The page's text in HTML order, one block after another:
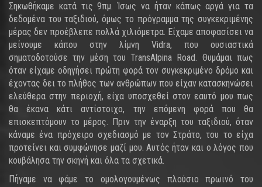
Σηκωθήκαμε κατά τις 9πμ. Ίσως να ήταν κάπως αργά για τα
δεδομένα του ταξιδιού, όμως το πρόγραμμα της συγκεκριμένης
μέρας δεν προέβλεπε πολλά χιλιόμετρα. Είχαμε αποφασίσει να
μείνουμε κάπου στην λίμνη Vidra, που ουσιαστικά
σηματοδοτούσε την μέση του TransAlpina Road. Θυμάμαι πως
όταν είχαμε οδηγήσει πρώτη φορά τον συγκεκριμένο δρόμο και
έχοντας δει το πλήθος των ανθρώπων που είχαν κατασκηνώσει
ελεύθερα στην περιοχή, είχα υποσχεθεί στον εαυτό μου πως
θα έκανα κάτι αντίστοιχο, την επόμενη φορά που θα
επισκεπτόμουν το μέρος. Πριν την έναρξη του ταξιδιού, όταν
κάναμε ένα πρόχειρο σχεδιασμό με τον Στράτο, του το είχα
προτείνει και συμφώνησε μαζί μου. Αυτός ήταν και ο λόγος που
κουβάλησα την σκηνή και όλα τα σχετικά.
Πήγαμε να φάμε το ομολογουμένως πλούσιο πρωινό του